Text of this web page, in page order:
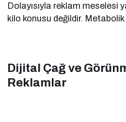
Dolayısıyla reklam meselesi
kilo konusu değildir. Metabolik
Dijital Çağ ve
Reklamlar